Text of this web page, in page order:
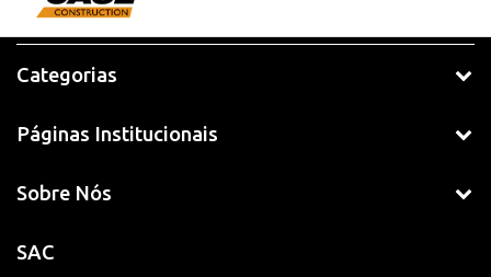
Categorias
Páginas Institucionais
Sobre Nós
SAC